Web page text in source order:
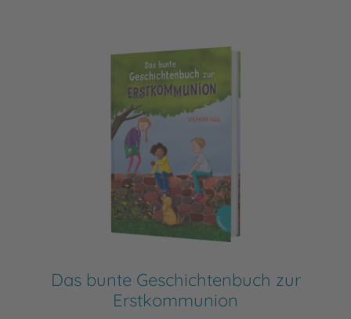
Das bunte Geschichtenbuch zur
Erstkommunion